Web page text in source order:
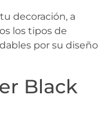
decoración, a
los tipos de
por su diseño
Black